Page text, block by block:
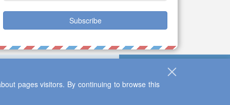
Subscribe
pages visitors. By continuing to browse this